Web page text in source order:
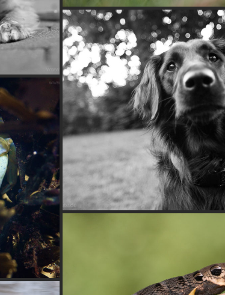
Flatcoated Retriever